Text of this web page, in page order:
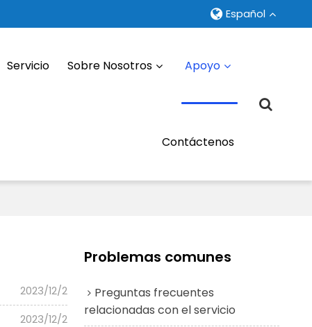
Español
Servicio Sobre Nosotros Apoyo
Contáctenos
2023/12/2
2023/12/2
Problemas comunes
Preguntas frecuentes
relacionadas con el servicio